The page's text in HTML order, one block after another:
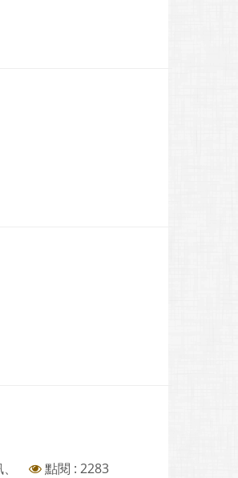
點閱 : 2283